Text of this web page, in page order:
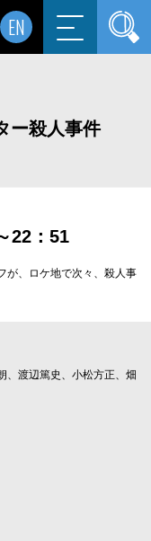
EN
ー殺人事件
22：51
が、ロケ地で次々、殺人事
、渡辺篤史、小松方正、畑